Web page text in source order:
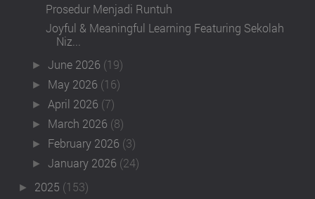
Prosedur Menjadi Runtuh
Joyful & Meaningful Learning Featuring Sekolah
Niz...
►June 2026 (19)
► May 2026 (16)
► April 2026 (7)
► March 2026 (8)
► February 2026 (3)
►January 2026 (24)
► 2025 (153)